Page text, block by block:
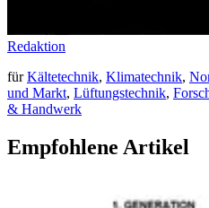
Redaktion
fürKältetechnik, Klimatechnik,
und Markt, Lüftungstechnik,
& Handwerk
Empfohlene Artikel